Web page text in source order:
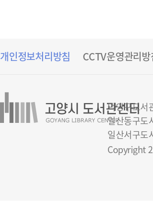
개인정보처리방침 CCTV운영관리방
덕양구도서
일산동구도
일산서구도
Copyright